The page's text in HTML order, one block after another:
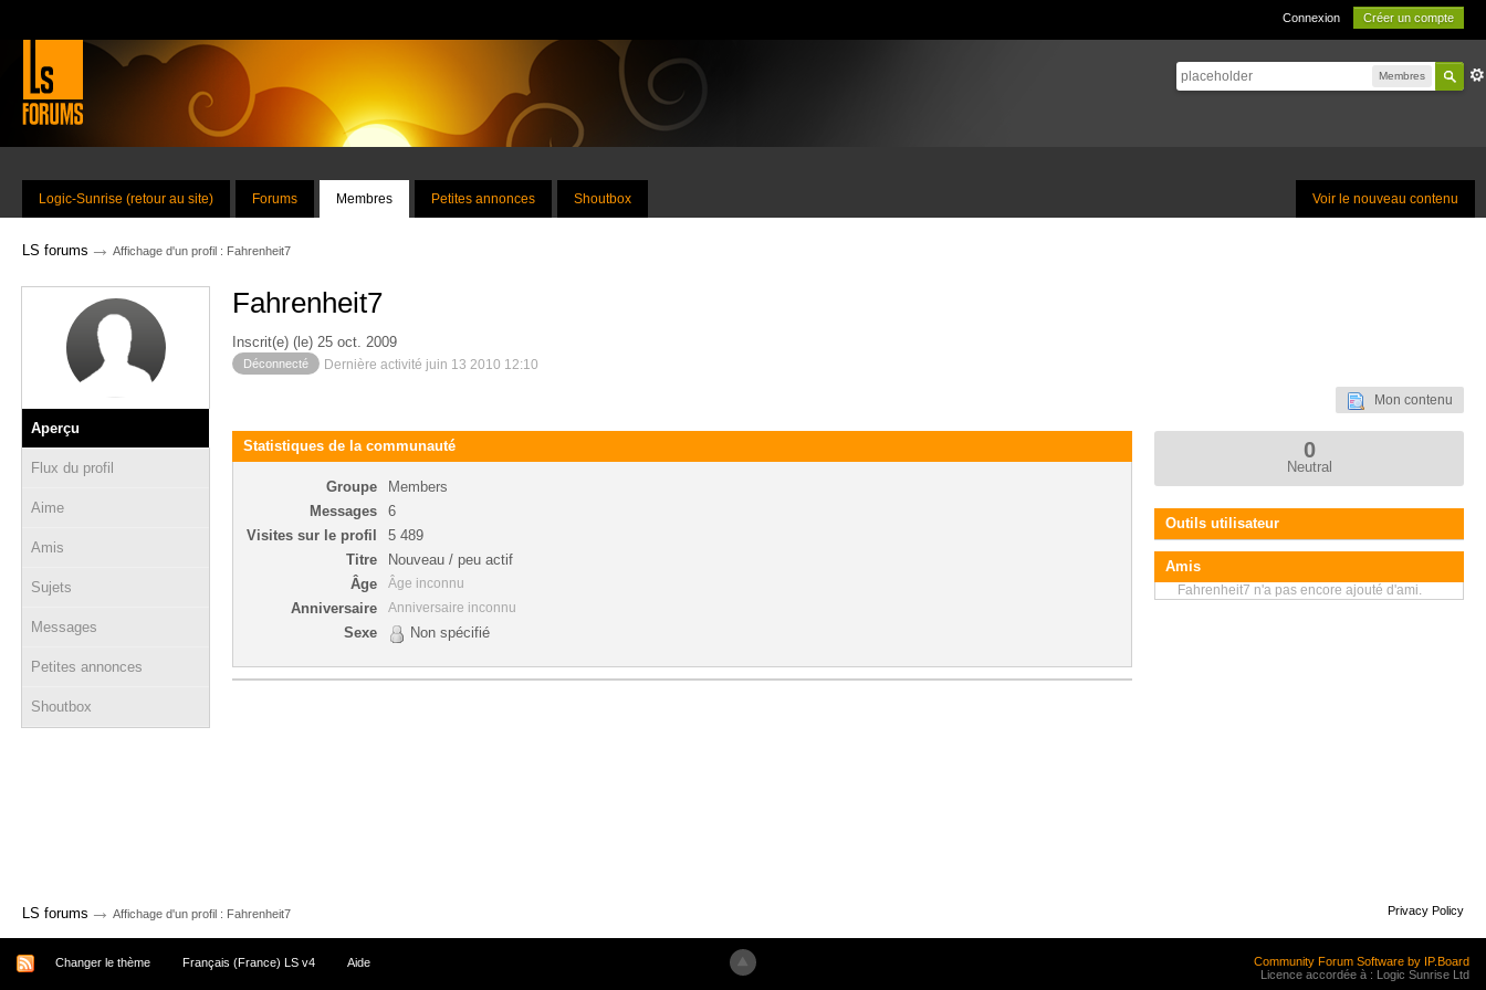
Connexion Créer un compte
Membres
Voir le nouveau contenu
Logic-Sunrise (retour au site) Forums Membres Petites annonces Shoutbox
LS forums → Affichage d'un profil : Fahrenheit7
Aperçu
Flux du profil
Aime
Amis
Sujets
Messages
Petites annonces
Shoutbox
Fahrenheit7
Inscrit(e) (le) 25 oct. 2009
Déconnecté Dernière activité juin 13 2010 12:10
Mon contenu
Statistiques de la communauté
Groupe
Members
Messages
6
Visites sur le profil
5 489
Titre
Nouveau / peu actif
Âge
Âge inconnu
Anniversaire Anniversaire inconnu
Sexe Non spécifié
0
Neutral
Outils utilisateur
Amis
Fahrenheit7 n'a pas encore ajouté d'ami.
LS forums → Affichage d'un profil : Fahrenheit7 Privacy Policy
Changer le thème Français (France) LS v4 Aide
Community Forum Software by IP.Board
Licence accordée à : Logic Sunrise Ltd